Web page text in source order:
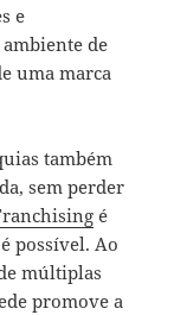
e
de
uma marca
também
sem perder
é
possível. Ao
múltiplas
promove a